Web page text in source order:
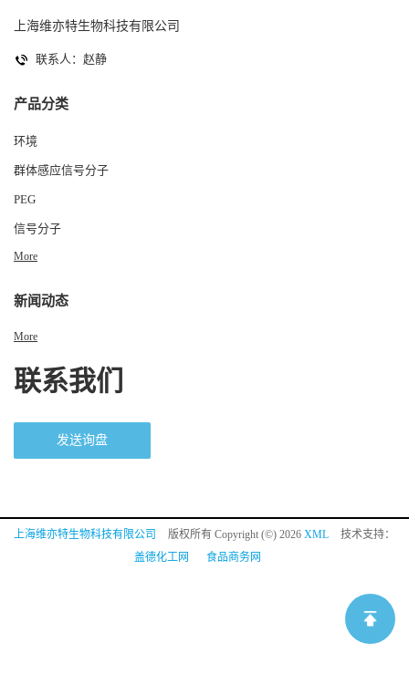
上海维亦特生物科技有限公司
联系人：赵静
产品分类
环境
群体感应信号分子
PEG
信号分子
More
新闻动态
More
联系我们
发送询盘
上海维亦特生物科技有限公司 版权所有 Copyright (©) 2026 XML
技术支持：
盖德化工网
食品商务网